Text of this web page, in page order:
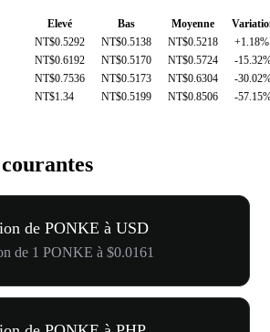
Elevé Bas Moyenne
NT$0.5292 NT$0.5138 NT$0.5218
+1.18%
NT$0.6192 NT$0.5170 NT$0.5724
-
NT$0.7536 NT$0.5173 NT$0.6304
-
NT$1.34 NT$0.5199 NT$0.8506 -
de PONKE à USD
de 1 PONKE à $0.0161